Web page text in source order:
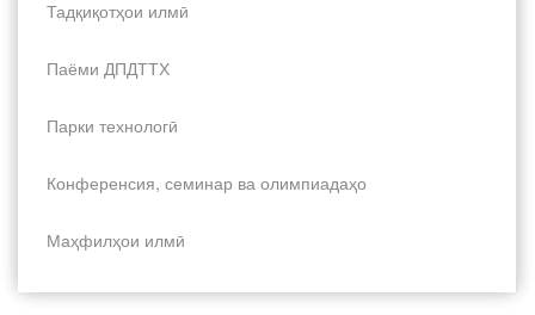
Тадқиқотҳои илмӣ
Паёми ДПДТТХ
Парки технологӣ
Конференсия, семинар ва олимпиадаҳо
Маҳфилҳои илмӣ